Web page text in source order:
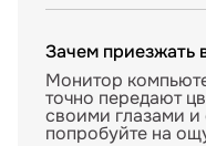
Зачем приезжать
Монитор
точно передают
своими глазами
попробуйте на